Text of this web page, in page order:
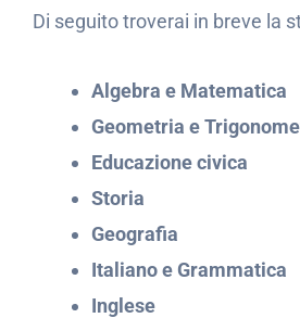
Di seguito troverai in breve la
Algebra e Matematica
Geometria e
Educazione civica
Storia
Geografia
Italiano e Grammatica
Inglese